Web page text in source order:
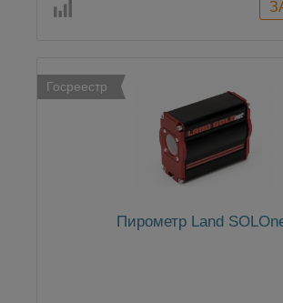
Госреестр
Пирометр Land